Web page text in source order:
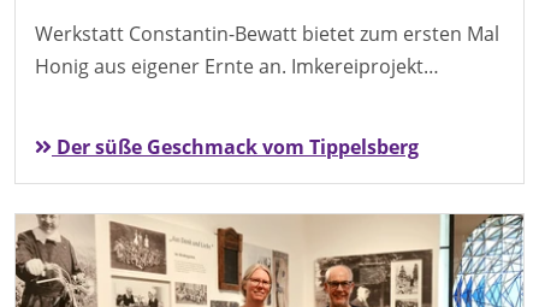
Werkstatt Constantin-Bewatt bietet zum ersten Mal
Honig aus eigener Ernte an. Imkereiprojekt…
Der süße Geschmack vom Tippelsberg